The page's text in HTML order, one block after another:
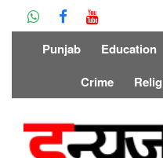
Punjab Education
Crime